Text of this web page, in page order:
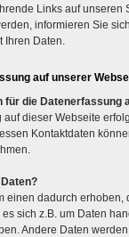
Links auf unseren
informieren Sie
Daten.
auf unserer
für die Datenerfassung
dieser Webseite
Kontaktdaten
einen dadurch erhoben,
sich z.B. um Daten
Andere Daten